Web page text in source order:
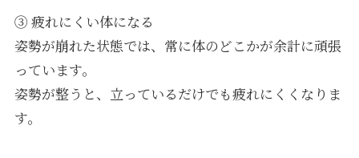
③ 疲れにくい体になる
姿勢が崩れた状態では、常に体のどこかが余計に頑張
っています。
姿勢が整うと、立っているだけでも疲れにくくなりま
す。